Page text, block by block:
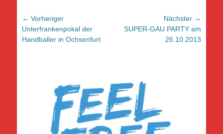
Beitragsnavigation
← Vorheriger
Vorheriger
Beitrag:
Unterfrankenpokal der
Handballer in Ochsenfurt
Nächster →
Nächster
SUPER-GAU PARTY am
26.10.2013